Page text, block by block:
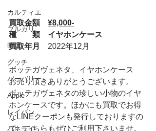
カルティエ
ブルガリ
時計
グッチ
バーバリー
Apple
レイバン
パネライ
買取金額 ¥8,000-
種　　類　イヤホンケース
買取年月 2022年12月
ボッテガヴェネタ、イヤホンケース
お売り頂きありがとうございます。
ボッテガヴェネタの珍しい小物のイヤ
ホンケースです。ほかにも買取でお得
なLINEクーポンも発行しておりますの
で、こちらもぜひご利用下さいませ。